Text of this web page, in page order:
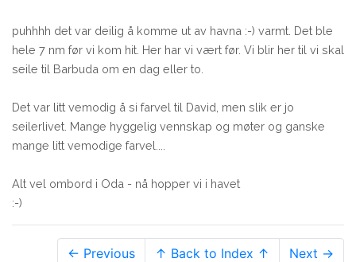
puhhhh det var deilig å komme ut av havna :-) varmt. Det ble
hele 7 nm før vi kom hit. Her har vi vært før. Vi blir her til vi skal
seile til Barbuda om en dag eller to.
Det var litt vemodig å si farvel til David, men slik er jo
seilerlivet. Mange hyggelig vennskap og møter og ganske
mange litt vemodige farvel....
Alt vel ombord i Oda - nå hopper vi i havet
:-)
← Previous ↑ Back to Index ↑ Next →